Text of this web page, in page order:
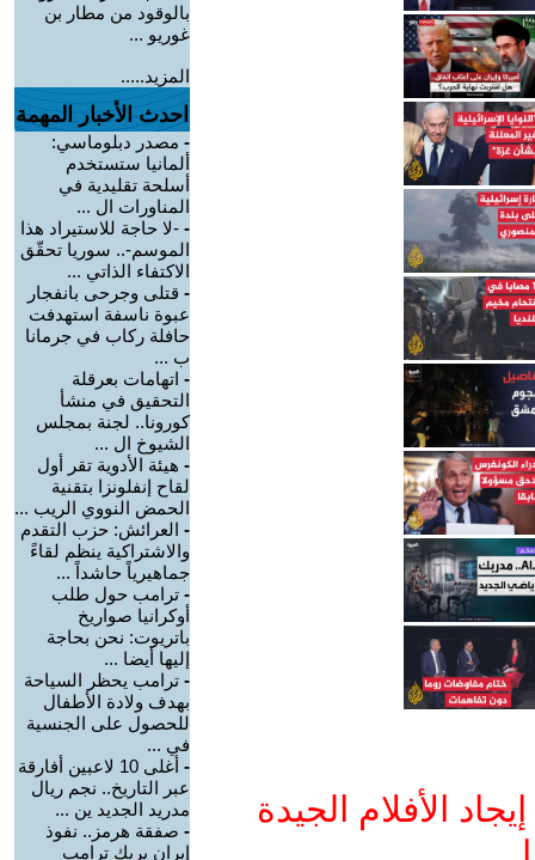
الأفلام الجيدة
بالوقود من مطار بن
غوريو ...
المزيد.....
احدث الأخبار المهمة
- مصدر دبلوماسي:
ألمانيا ستستخدم
أسلحة تقليدية في
المناورات ال ...
- -لا حاجة للاستيراد هذا
الموسم-.. سوريا تحقّق
الاكتفاء الذاتي ...
- قتلى وجرحى بانفجار
عبوة ناسفة استهدفت
حافلة ركاب في جرمانا
ب ...
- اتهامات بعرقلة
التحقيق في منشأ
كورونا.. لجنة بمجلس
الشيوخ ال ...
- هيئة الأدوية تقر أول
لقاح إنفلونزا بتقنية
الحمض النووي الريب ...
- العرائش: حزب التقدم
والاشتراكية ينظم لقاءً
جماهيرياً حاشداً ...
- ترامب حول طلب
أوكرانيا صواريخ
باتريوت: نحن بحاجة
إليها أيضا ...
- ترامب يحظر السياحة
بهدف ولادة الأطفال
للحصول على الجنسية
في ...
-
أغلى 10 لاعبين أفارقة
عبر التاريخ.. نجم ريال
مدريد الجديد ين ...
- صفقة هرمز.. نفوذ
إيران يربك ترامب